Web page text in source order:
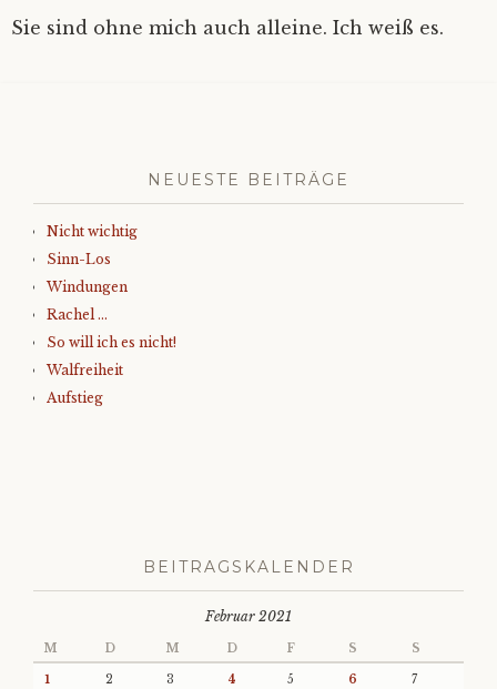
Sie sind ohne mich auch alleine. Ich weiß es.
NEUESTE BEITRÄGE
Nicht wichtig
Sinn-Los
Windungen
Rachel …
So will ich es nicht!
Walfreiheit
Aufstieg
BEITRAGSKALENDER
Februar 2021
M D M D F S S
1 2 3 4 5 6 7